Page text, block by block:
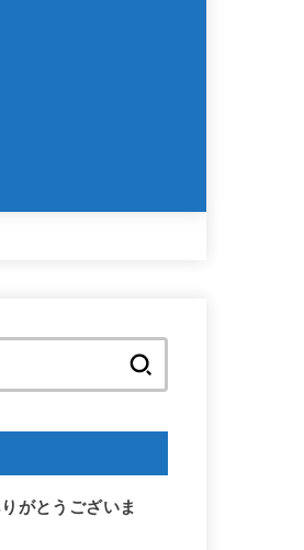
がとうございま